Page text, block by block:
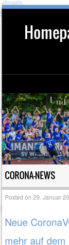
Skip to content
CORONA-NEWS
Posted on29. Januar
Neue
mehr auf